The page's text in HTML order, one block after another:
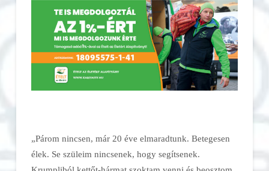
„Párom nincsen, már 20 éve elmaradtunk. Betegesen
élek. Se szüleim nincsenek, hogy segítsenek.